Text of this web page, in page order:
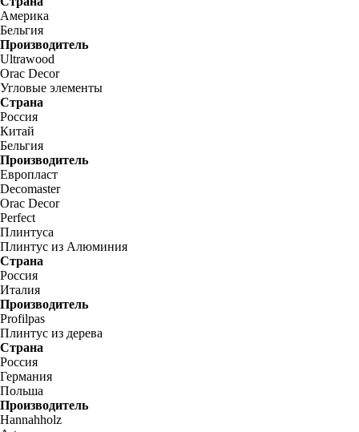
Америка
Бельгия
Производитель
Ultrawood
Orac Decor
Угловые элементы
Страна
Россия
Китай
Бельгия
Производитель
Европласт
Decomaster
Orac Decor
Perfect
Плинтуса
Плинтус из Алюминия
Страна
Россия
Италия
Производитель
Profilpas
Плинтус из дерева
Страна
Россия
Германия
Польша
Производитель
Hannahholz